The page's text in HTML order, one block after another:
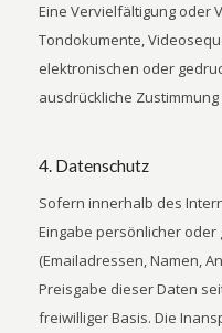
Eine Vervielfältigung oder
Tondokumente,
elektronischen oder
ausdrückliche
4. Datenschutz
Sofern innerhalb des
Eingabe persönlicher
(Emailadressen, Namen,
Preisgabe dieser Daten
freiwilliger Basis. Die